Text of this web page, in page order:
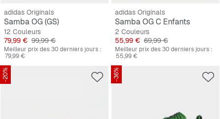
adidas Originals
Samba OG (GS)
12 Couleurs
Prix
79,99 € Prix original
99,99 €
Meilleur prix des 30 derniers jours :
79,99 €
adidas Originals
Samba OG C Enfants
2 Couleurs
Prix
55,99 € Prix original
69,99 €
Meilleur prix des 30 derniers jours :
55,99 €
-20% -36%